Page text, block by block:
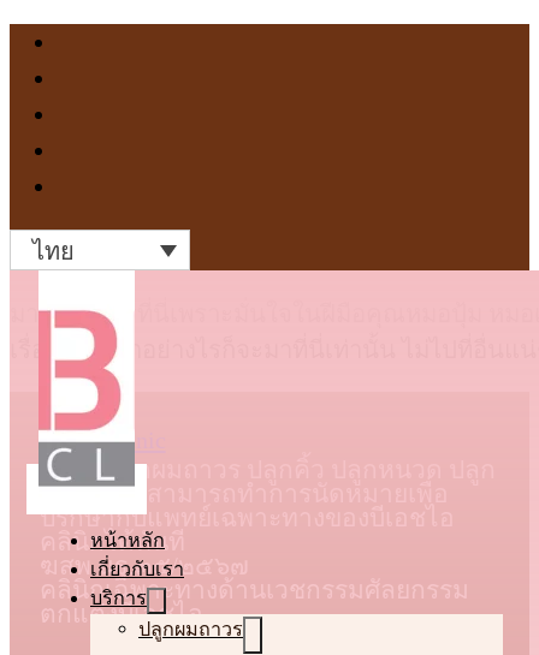
ไทย
หน้าหลัก
เกี่ยวกับเรา
บริการ
ปลูกผมถาวร
มารับบริการที่นี่เพราะมั่นใจในฝีมือคุณหมอปุ้ม หม
เรื่องผมไม่ว่าอย่างไรก็จะมาที่นี่เท่านั้น ไม่ไปที่อื่น
คลินิกปลูกผมถาวร ปลูกคิ้ว ปลูกหนวด ปลูก
เครา ท่านสามารถทำการนัดหมายเพื่อ
ปรึกษากับแพทย์เฉพาะทางของบีเอชไอ
คลินิกได้ทันที
ฆสพ นฐ.๓๕/๒๕๖๗
คลินิกเฉพาะทางด้านเวชกรรมศัลยกรรม
ตกแต่งบีเอชไอ